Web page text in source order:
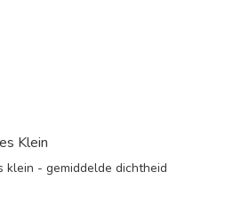
Klein
klein - gemiddelde dichtheid